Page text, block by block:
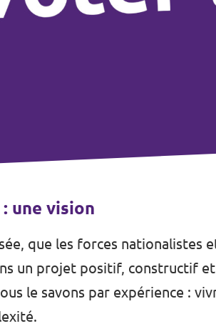
une vision
que les forces
un projet positif, constructif
le savons par expérience :